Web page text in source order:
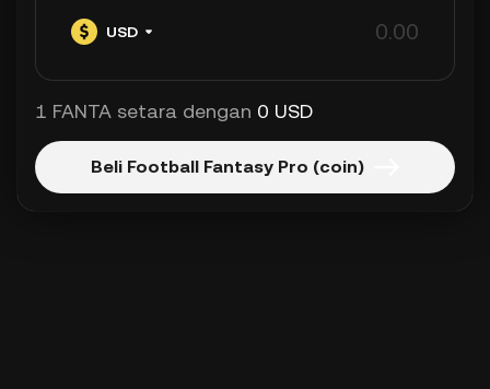
USD
1 FANTA setara dengan 0 USD
Beli Football Fantasy Pro (coin)